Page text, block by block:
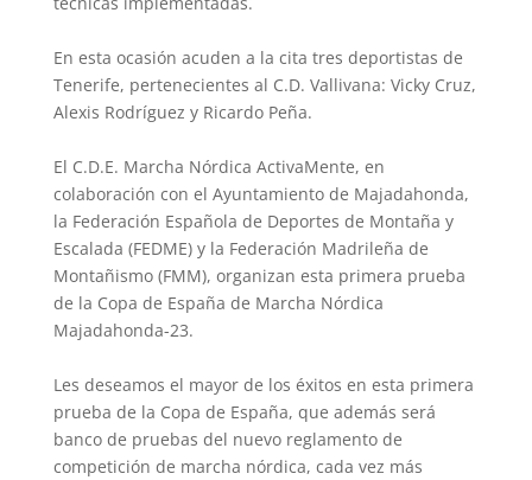
En esta ocasión acuden a la cita tres deportistas de
Tenerife, pertenecientes al C.D. Vallivana: Vicky Cruz,
Alexis Rodríguez y Ricardo Peña.
El C.D.E. Marcha Nórdica ActivaMente, en
colaboración con el Ayuntamiento de Majadahonda,
la Federación Española de Deportes de Montaña y
Escalada (FEDME) y la Federación Madrileña de
Montañismo (FMM), organizan esta primera prueba
de la Copa de España de Marcha Nórdica
Majadahonda-23.
Les deseamos el mayor de los éxitos en esta primera
prueba de la Copa de España, que además será
banco de pruebas del nuevo reglamento de
competición de marcha nórdica, cada vez más